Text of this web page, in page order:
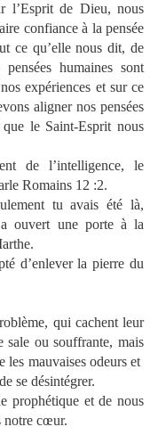
l’Esprit de Dieu, nous
confiance à la pensée
ce qu’elle nous dit, de
humaines sont
expériences et sur ce
aligner nos pensées
le Saint-Esprit nous
de l’intelligence, le
Romains 12 :2.
tu avais été là,
ouvert une porte à la
d’enlever la pierre du
qui cachent leur
sale ou souffrante, mais
les mauvaises odeurs et
se désintégrer.
prophétique et de nous
notre cœur.